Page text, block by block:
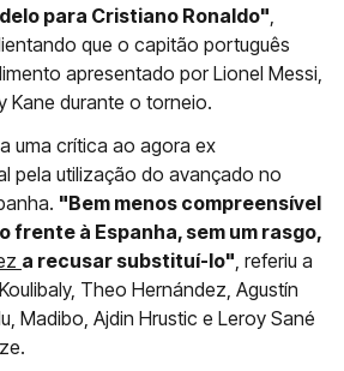
para Cristiano Ronaldo"
que o capitão português
apresentado por Lionel Messi,
Kane durante o torneio.
uma crítica ao agora ex
pela utilização do avançado no
"Bem menos compreensível
frente à Espanha, sem um rasgo,
a recusar substituí-lo" , referiu a
Theo Hernández, Agustín
Madibo, Ajdin Hrustic e Leroy Sané